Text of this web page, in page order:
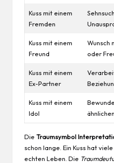
Kuss mit einem
Fremden
Kuss mit einem
Freund
Wunsch
oder
Kuss mit einem
Ex-Partner
Kuss mit einem
Idol
Die Traumsymbol
schon lange. Ein Kuss hat
echten Leben. Die